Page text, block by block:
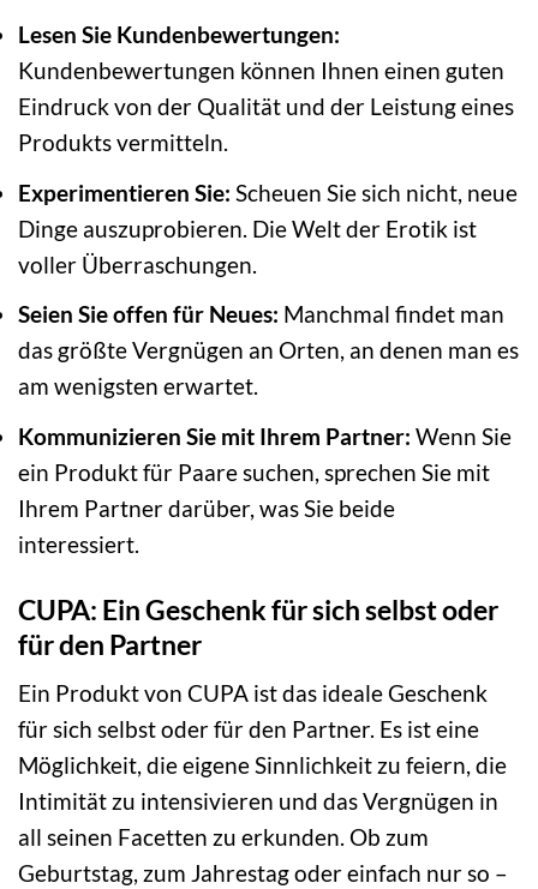
Lesen Sie Kundenbewertungen:
Kundenbewertungen können Ihnen einen guten
Eindruck von der Qualität und der Leistung eines
Produkts vermitteln.
Experimentieren Sie: Scheuen Sie sich nicht, neue
Dinge auszuprobieren. Die Welt der Erotik ist
voller Überraschungen.
Seien Sie offen für Neues: Manchmal findet man
das größte Vergnügen an Orten, an denen man es
am wenigsten erwartet.
Kommunizieren Sie mit Ihrem Partner: Wenn Sie
ein Produkt für Paare suchen, sprechen Sie mit
Ihrem Partner darüber, was Sie beide
interessiert.
CUPA: Ein Geschenk für sich selbst oder
für den Partner
Ein Produkt von CUPA ist das ideale Geschenk
für sich selbst oder für den Partner. Es ist eine
Möglichkeit, die eigene Sinnlichkeit zu feiern, die
Intimität zu intensivieren und das Vergnügen in
all seinen Facetten zu erkunden. Ob zum
Geburtstag, zum Jahrestag oder einfach nur so –